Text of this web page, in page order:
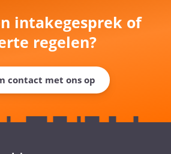
intakegesprek of
regelen?
contact met ons op